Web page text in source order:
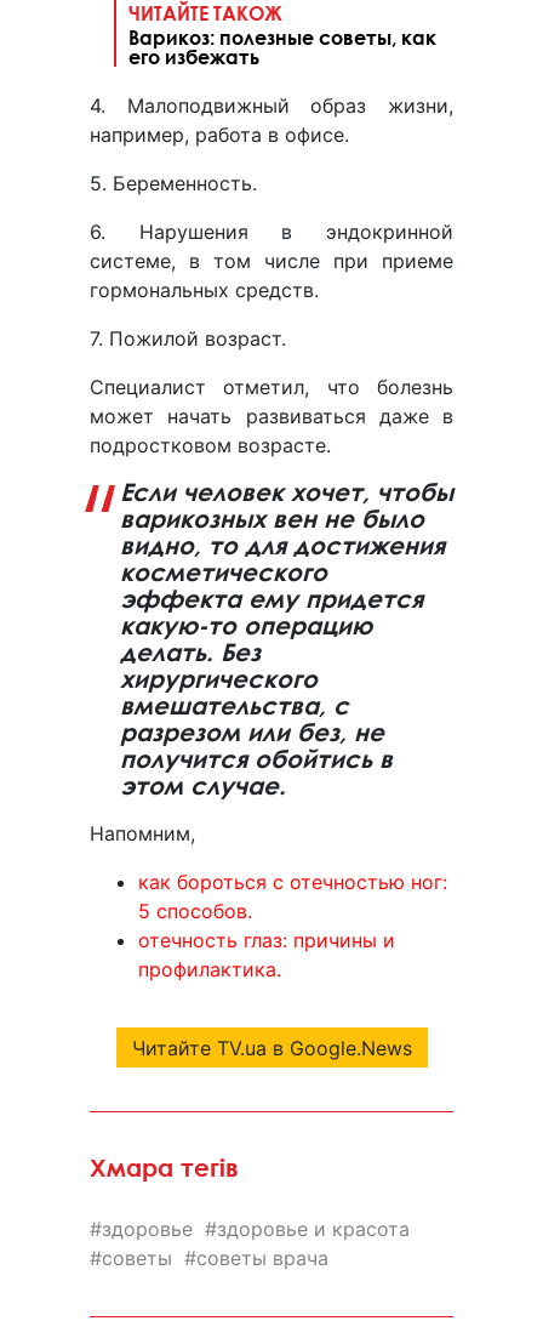
ЧИТАЙТЕ ТАКОЖ
Варикоз: полезные советы, как
его избежать
4. Малоподвижный образ жизни,
например, работа в офисе.
5. Беременность.
6. Нарушения в эндокринной
системе, в том числе при приеме
гормональных средств.
7. Пожилой возраст.
Специалист отметил, что болезнь
может начать развиваться даже в
подростковом возрасте.
Если человек хочет, чтобы
варикозных вен не было
видно, то для достижения
косметического
эффекта ему придется
какую-то операцию
делать. Без
хирургического
вмешательства, с
разрезом или без, не
получится обойтись в
этом случае.
Напомним,
как бороться с отечностью ног:
5 способов.
отечность глаз: причины и
профилактика.
Читайте TV.ua в Google.News
Хмара тегів
здоровье
здоровье и красота
советы
советы врача